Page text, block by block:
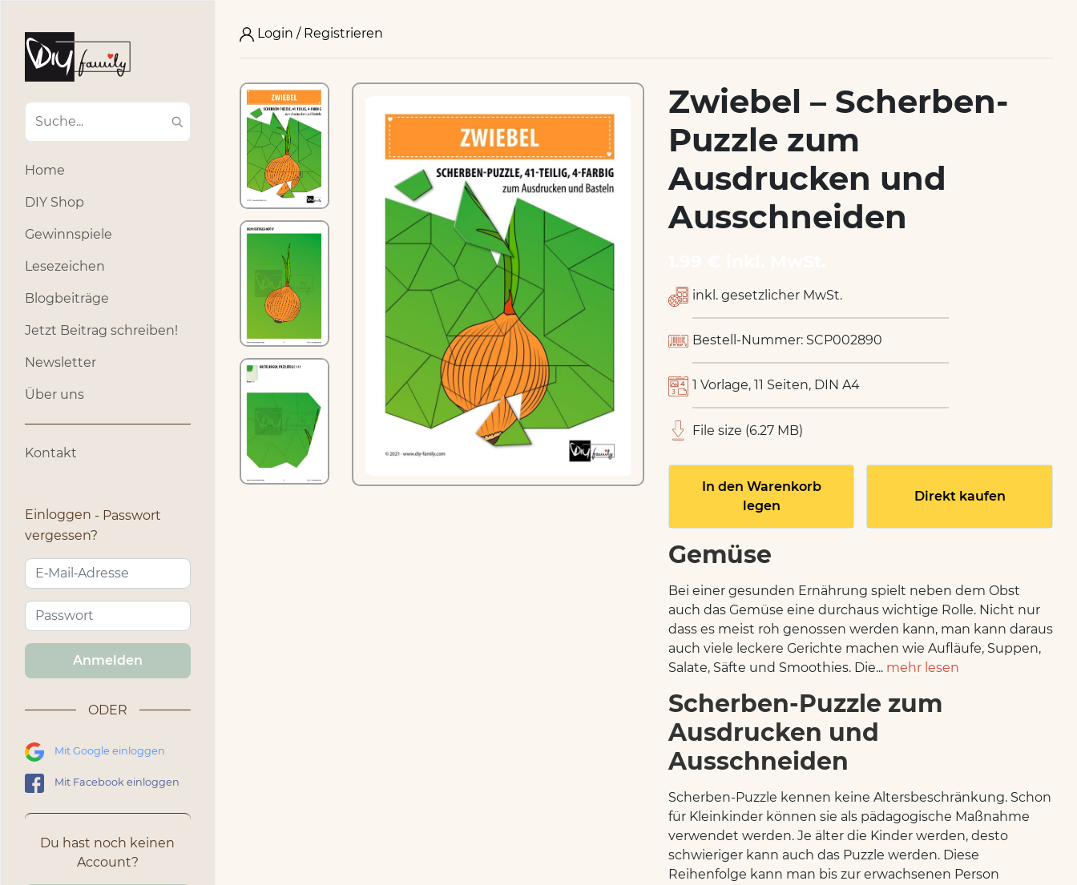
Home
DIY Shop
Gewinnspiele
Lesezeichen
Blogbeiträge
Jetzt Beitrag schreiben!
Newsletter
Über uns
Kontakt
Einloggen
Passwort
vergessen?
Anmelden
ODER
Mit Google einloggen
Mit Facebook einloggen
Du hast noch keinen
Account?
Login / Registrieren
Zwiebel – Scherben-
Puzzle zum
Ausdrucken und
Ausschneiden
inkl. gesetzlicher MwSt.
Bestell-Nummer: SCP002890
1 Vorlage, 11 Seiten, DIN A4
File size (6.27 MB)
In den Warenkorb
legen
Direkt kaufen
Gemüse
Bei einer gesunden Ernährung spielt neben dem Obst
auch das Gemüse eine durchaus wichtige Rolle. Nicht nur
dass es meist roh genossen werden kann, man kann daraus
auch viele leckere Gerichte machen wie Aufläufe, Suppen,
Salate, Säfte und Smoothies. Die... mehr lesen
Scherben-Puzzle zum
Ausdrucken und
Ausschneiden
Scherben-Puzzle kennen keine Altersbeschränkung. Schon
für Kleinkinder können sie als pädagogische Maßnahme
verwendet werden. Je älter die Kinder werden, desto
schwieriger kann auch das Puzzle werden. Diese
Reihenfolge kann man bis zur erwachsenen Person